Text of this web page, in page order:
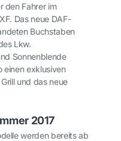
den Fahrer im
Das neue DAF-
Buchstaben
Lkw.
Sonnenblende
einen exklusiven
und das neue
2017
werden bereits ab